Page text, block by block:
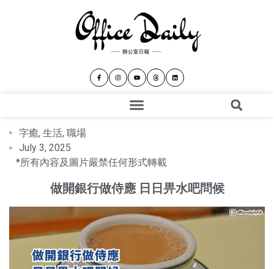
字癒, 生活, 職場
July 3, 2025
*所有內容及圖片嚴禁任何形式轉載
做開銀行做侍應 日日畀水吧問候